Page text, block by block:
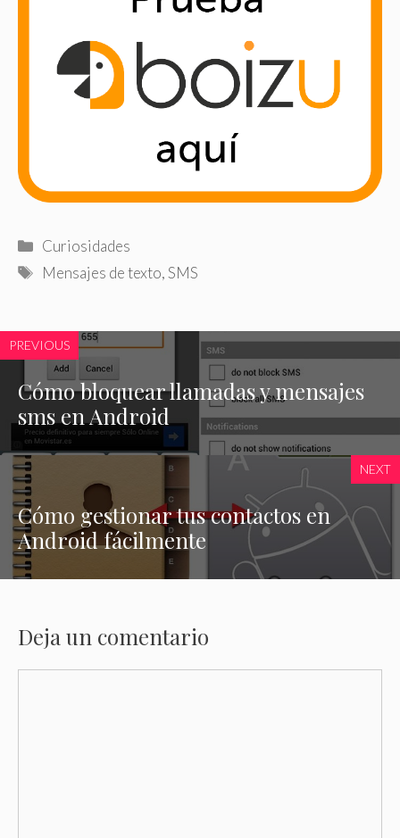
Categorías
Curiosidades
Etiquetas
Mensajes de texto,SMS
PREVIOUS
Cómo bloquear llamadas y mensajes
sms en Android
NEXT
Cómo gestionar tus contactos en
Android fácilmente
Deja un comentario